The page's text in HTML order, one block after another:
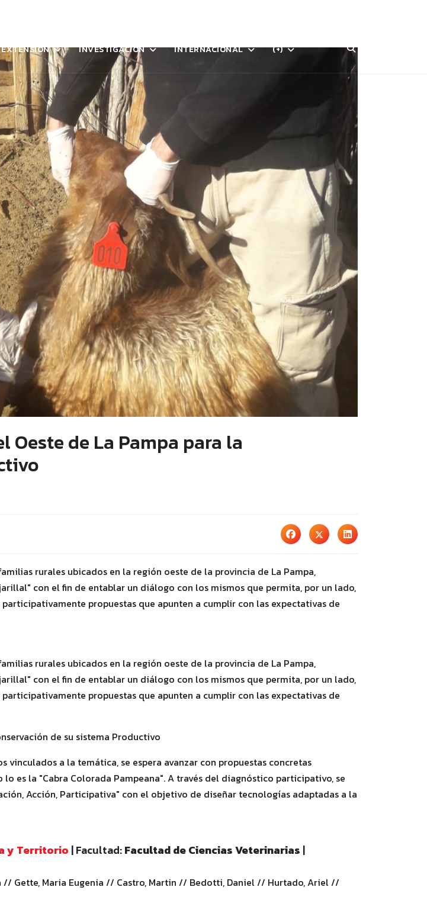
EXTENSIÓN INVESTIGACIÓN INTERNACIONAL (+)
de La Pampa para la
rurales ubicados en la región oeste de la provincia de La Pampa,
con el fin de entablar un diálogo con los mismos que permita, por un lado,
propuestas que apunten a cumplir con las expectativas de
rurales ubicados en la región oeste de la provincia de La Pampa,
con el fin de entablar un diálogo con los mismos que permita, por un lado,
propuestas que apunten a cumplir con las expectativas de
a la temática, se espera avanzar con propuestas concretas
es la "Cabra Colorada Pampeana". A través del diagnóstico participativo, se
Acción, Participativa" con el objetivo de diseñar tecnologías adaptadas a la
y Territorio | Facultad:Facultad de Ciencias Veterinarias |
Gette, Maria Eugenia // Castro, Martin // Bedotti, Daniel // Hurtado, Ariel //